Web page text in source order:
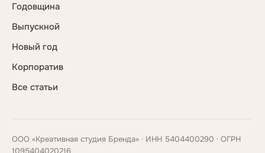
Годовщина
Выпускной
Новый год
Корпоратив
Все статьи
ООО «Креативная студия Бренда» · ИНН 5404400290 · ОГРН
1095404020216